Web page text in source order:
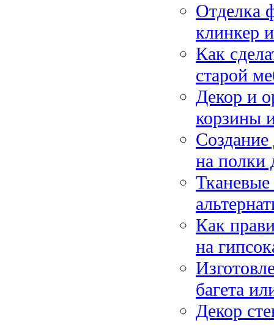
Отделка
клинкер
Как
старой
Декор и
корзины
Создание
на полки
Тканевые
Как
на
багета
Декор